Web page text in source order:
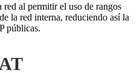
al permitir el uso de rangos
la red interna, reduciendo así la
públicas.